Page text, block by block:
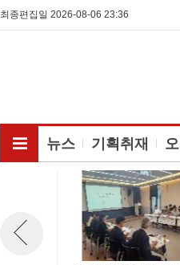
최종편집일 2026-08-06 23:36
뉴스 기획취재
전체메뉴보기